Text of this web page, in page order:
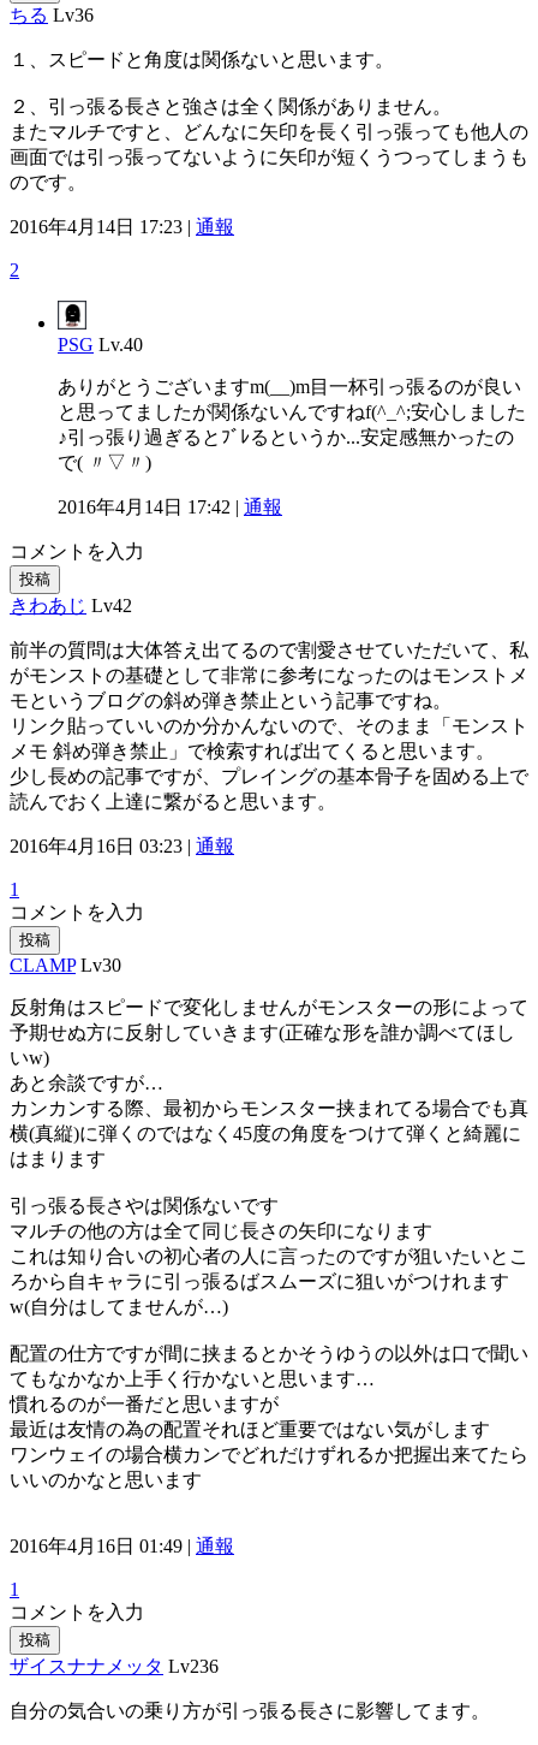
ちる Lv36
１、スピードと角度は関係ないと思います。
２、引っ張る長さと強さは全く関係がありません。
またマルチですと、どんなに矢印を長く引っ張っても他人の
画面では引っ張ってないように矢印が短くうつってしまうも
のです。
2016年4月14日 17:23 | 通報
2
PSG Lv.40
ありがとうございますm(__)m目一杯引っ張るのが良い
と思ってましたが関係ないんですねf(^_^;安心しました
♪引っ張り過ぎるとﾌﾞﾚるというか...安定感無かったの
で( 〃▽〃)
2016年4月14日 17:42 | 通報
コメントを入力
投稿
きわあじ Lv42
前半の質問は大体答え出てるので割愛させていただいて、私
がモンストの基礎として非常に参考になったのはモンストメ
モというブログの斜め弾き禁止という記事ですね。
リンク貼っていいのか分かんないので、そのまま「モンスト
メモ 斜め弾き禁止」で検索すれば出てくると思います。
少し長めの記事ですが、プレイングの基本骨子を固める上で
読んでおく上達に繋がると思います。
2016年4月16日 03:23 | 通報
1
コメントを入力
投稿
CLAMP Lv30
反射角はスピードで変化しませんがモンスターの形によって
予期せぬ方に反射していきます(正確な形を誰か調べてほし
いw)
あと余談ですが…
カンカンする際、最初からモンスター挟まれてる場合でも真
横(真縦)に弾くのではなく45度の角度をつけて弾くと綺麗に
はまります
引っ張る長さやは関係ないです
マルチの他の方は全て同じ長さの矢印になります
これは知り合いの初心者の人に言ったのですが狙いたいとこ
ろから自キャラに引っ張るばスムーズに狙いがつけれます
w(自分はしてませんが…)
配置の仕方ですが間に挟まるとかそうゆうの以外は口で聞い
てもなかなか上手く行かないと思います…
慣れるのが一番だと思いますが
最近は友情の為の配置それほど重要ではない気がします
ワンウェイの場合横カンでどれだけずれるか把握出来てたら
いいのかなと思います
2016年4月16日 01:49 | 通報
1
コメントを入力
投稿
ザイスナナメッタ Lv236
自分の気合いの乗り方が引っ張る長さに影響してます。